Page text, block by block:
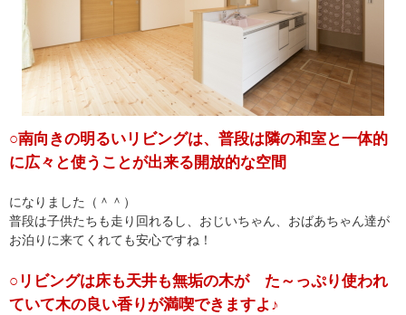
○南向きの明るいリビングは、普段は隣の和室と一体的
に広々と使うことが出来る開放的な空間
になりました（＾＾）
普段は子供たちも走り回れるし、おじいちゃん、おばあちゃん達が
お泊りに来てくれても安心ですね！
○リビングは床も天井も無垢の木が た～っぷり使われ
ていて木の良い香りが満喫できますよ♪